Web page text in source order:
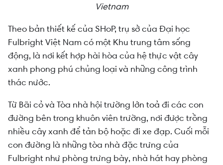
Vietnam
Theo bản thiết kế của SHoP, trụ sở của Đại học
Fulbright Việt Nam có một Khu trung tâm sống
động, là nơi kết hợp hài hòa của hệ thực vật cây
xanh phong phú chủng loại và những công trình
thác nước.
Từ Bãi cỏ và Tòa nhà hội trường lớn toả đi các con
đường bên trong khuôn viên trường, nơi được trồng
nhiều cây xanh để tản bộ hoặc đi xe đạp. Cuối mỗi
con đường là những tòa nhà đặc trưng của
Fulbright như phòng trưng bày, nhà hát hay phòng